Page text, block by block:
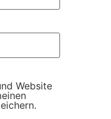
Website